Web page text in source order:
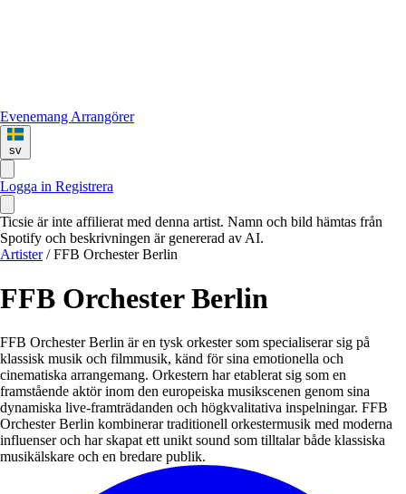
Evenemang Arrangörer
sv
Logga in Registrera
Ticsie är inte affilierat med denna artist. Namn och bild hämtas från
Spotify och beskrivningen är genererad av AI.
Artister / FFB Orchester Berlin
FFB Orchester Berlin
FFB Orchester Berlin är en tysk orkester som specialiserar sig på
klassisk musik och filmmusik, känd för sina emotionella och
cinematiska arrangemang. Orkestern har etablerat sig som en
framstående aktör inom den europeiska musikscenen genom sina
dynamiska live-framträdanden och högkvalitativa inspelningar. FFB
Orchester Berlin kombinerar traditionell orkestermusik med moderna
influenser och har skapat ett unikt sound som tilltalar både klassiska
musikälskare och en bredare publik.